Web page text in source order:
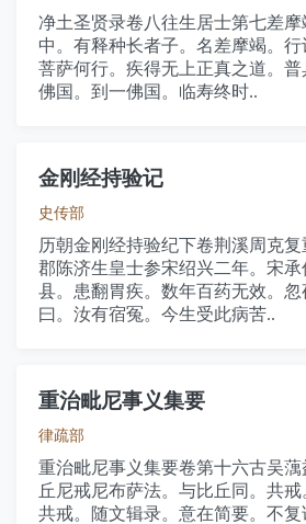
净土圣贤录卷八往生居士第七差
中。有释种长者子。名差摩竭。行
菩萨何行。疾得无上正真之道。
佛国。到一佛国。临寿终时..
金刚经持验记
史传部
历朝金刚经持验纪下卷荆溪周克
郡陈济生皇士参宋绍兴二年。宋
县。患翻胃疾。数年百药无效。
曰。汝有宿冤。今生受此病苦..
重治毗尼事义集要
律疏部
重治毗尼事义集要卷第十六古吴
丘尼戒尼布萨法。与比丘同。共
共戒。随文辑录。意在简要。不